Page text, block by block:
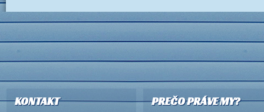
KONTAKT PREČO PRÁVE MY?